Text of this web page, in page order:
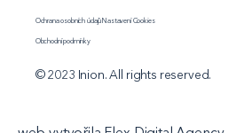
© 2023 Inion. All rights reserved.
Ochrana osobních údajů
Obchodní podmínky
Nastavení Cookies